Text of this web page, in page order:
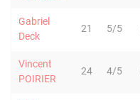
Gabriel
Deck
21 5/5
Vincent
POIRIER
24 4/5